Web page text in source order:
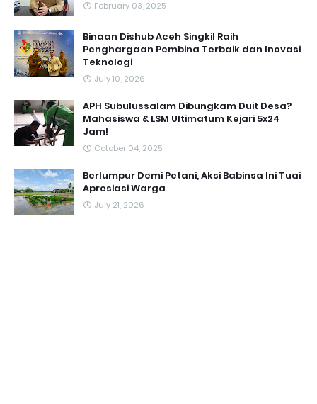
February 03, 2025
Binaan Dishub Aceh Singkil Raih
Penghargaan Pembina Terbaik dan Inovasi
Teknologi
July 10, 2026
APH Subulussalam Dibungkam Duit Desa?
Mahasiswa & LSM Ultimatum Kejari 5x24
Jam!
October 04, 2025
Berlumpur Demi Petani, Aksi Babinsa Ini Tuai
Apresiasi Warga
July 21, 2026